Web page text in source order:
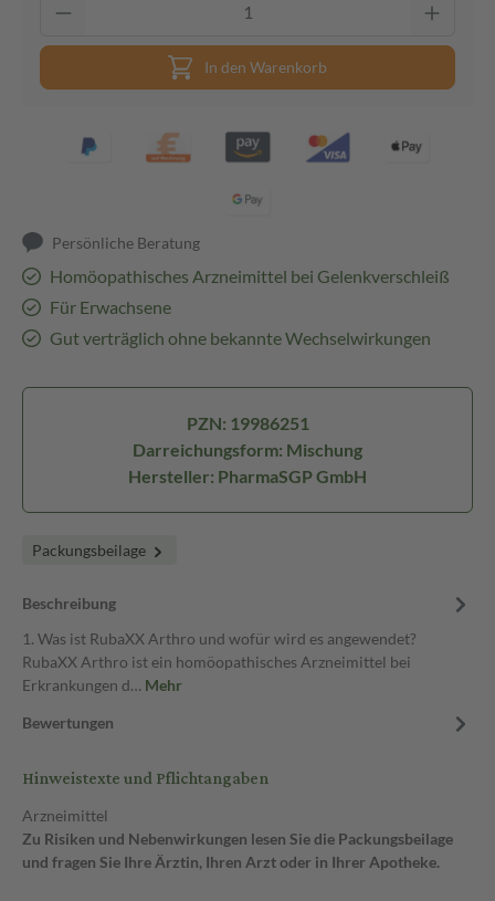
In den Warenkorb
Persönliche Beratung
Homöopathisches Arzneimittel bei Gelenkverschleiß
Für Erwachsene
Gut verträglich ohne bekannte Wechselwirkungen
PZN: 19986251
Darreichungsform: Mischung
Hersteller: PharmaSGP GmbH
Packungsbeilage
Beschreibung
1. Was ist RubaXX Arthro und wofür wird es angewendet?
RubaXX Arthro ist ein homöopathisches Arzneimittel bei
Erkrankungen d… Mehr
Bewertungen
Hinweistexte und Pflichtangaben
Arzneimittel
Zu Risiken und Nebenwirkungen lesen Sie die Packungsbeilage
und fragen Sie Ihre Ärztin, Ihren Arzt oder in Ihrer Apotheke.